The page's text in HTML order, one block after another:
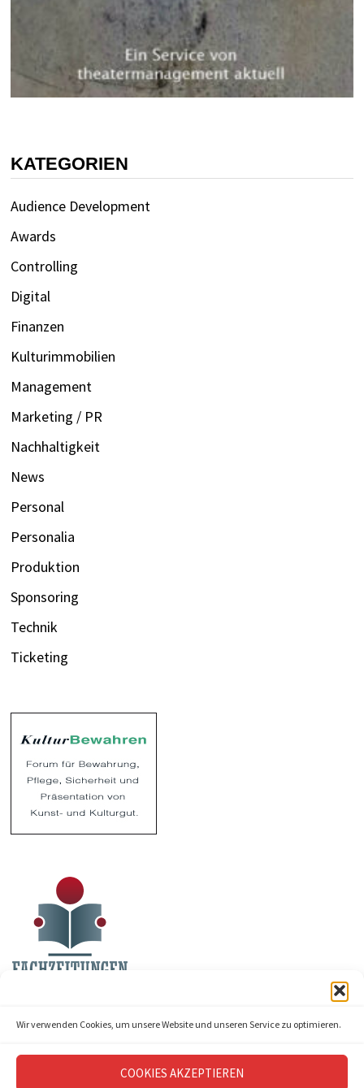
Wir verwenden Cookies, um unsere Website und unseren Service zu optimieren.
COOKIES AKZEPTIEREN
KATEGORIEN
Audience Development
Awards
Controlling
Digital
Finanzen
Kulturimmobilien
Management
Marketing / PR
Nachhaltigkeit
News
Personal
Personalia
Produktion
Sponsoring
Technik
Ticketing